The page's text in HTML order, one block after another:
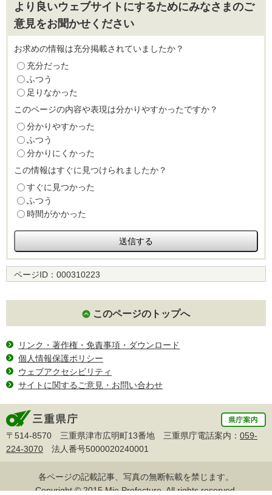
より良いウェブサイトにするためにみなさまのご
意見をお聞かせください
お求めの情報は充分掲載されていましたか？
充分だった
ふつう
足りなかった
このページの内容や表現は分かりやすかったですか？
分かりやすかった
ふつう
分かりにくかった
この情報はすぐに見つけられましたか？
すぐに見つかった
ふつう
時間がかかった
ページID： 000310223
このページのトップへ
リンク・著作権・免責事項・ダウンロード
個人情報保護ポリシー
ウェブアクセシビリティ
サイトに関するご意見・お問い合わせ
〒514-8570 三重県津市広明町13番地 三重県庁電話案内： 059-
224-3070 法人番号5000020240001
各ページの記載記事、写真の無断転載を禁じます。
Copyright © 2015 Mie Prefecture, All rights reserved.